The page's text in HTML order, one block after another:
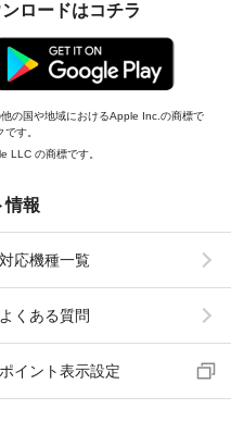
ロードはコチラ
の国や地域におけるApple Inc.の商標で
す。
LLC の商標です。
情報
対応機種一覧
よくある質問
ポイント表示設定